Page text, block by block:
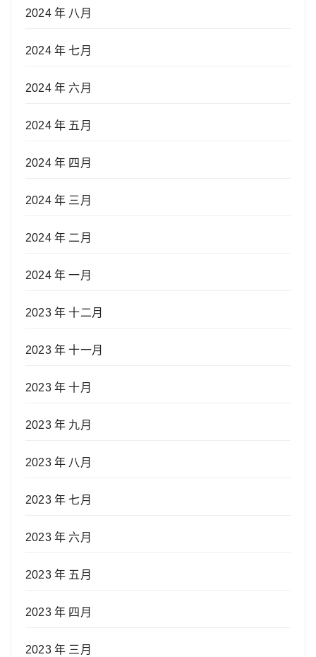
2024 年 八月
2024 年 七月
2024 年 六月
2024 年 五月
2024 年 四月
2024 年 三月
2024 年 二月
2024 年 一月
2023 年 十二月
2023 年 十一月
2023 年 十月
2023 年 九月
2023 年 八月
2023 年 七月
2023 年 六月
2023 年 五月
2023 年 四月
2023 年 三月